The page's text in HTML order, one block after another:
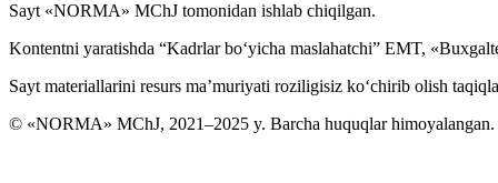
Sayt «NORMA» MChJ tomonidan ishlab chiqilgan.
Kontentni yaratishda “Kadrlar boʻyicha maslahatchi” EMT,
Sayt materiallarini resurs ma’muriyati roziligisiz koʻchirib olish
© «NORMA» MChJ, 2021–2025 y. Barcha huquqlar himoyalangan.